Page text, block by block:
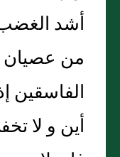
أشد الغضب
من
الفاسقين
أين و لا